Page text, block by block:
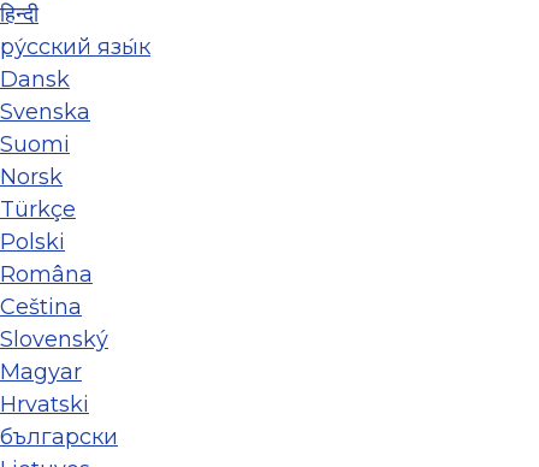
हिन्दी
ру́сский язы́к
Dansk
Svenska
Suomi
Norsk
Türkçe
Polski
Româna
Ceština
Slovenský
Magyar
Hrvatski
български